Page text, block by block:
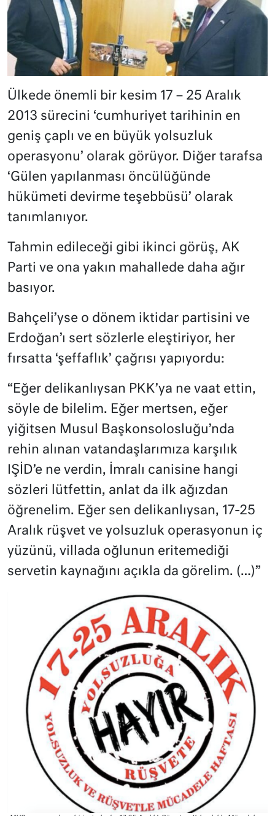
Ülkede önemli bir kesim 17 – 25 Aralık
2013 sürecini ‘cumhuriyet tarihinin en
geniş çaplı ve en büyük yolsuzluk
operasyonu’ olarak görüyor. Diğer tarafsa
‘Gülen yapılanması öncülüğünde
hükümeti devirme teşebbüsü’ olarak
tanımlanıyor.
Tahmin edileceği gibi ikinci görüş, AK
Parti ve ona yakın mahallede daha ağır
basıyor.
Bahçeli’yse o dönem iktidar partisini ve
Erdoğan’ı sert sözlerle eleştiriyor, her
fırsatta ‘şeffaflık’ çağrısı yapıyordu:
“Eğer delikanlıysan PKK’ya ne vaat ettin,
söyle de bilelim. Eğer mertsen, eğer
yiğitsen Musul Başkonsolosluğu’nda
rehin alınan vatandaşlarımıza karşılık
IŞİD’e ne verdin, İmralı canisine hangi
sözleri lütfettin, anlat da ilk ağızdan
öğrenelim. Eğer sen delikanlıysan, 17-25
Aralık rüşvet ve yolsuzluk operasyonun iç
yüzünü, villada oğlunun eritemediği
servetin kaynağını açıkla da görelim. (…)”